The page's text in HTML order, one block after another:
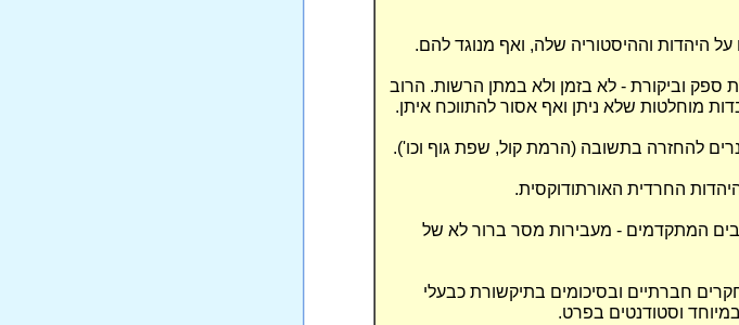
היהדות וההיסטוריה שלה, ואף מנוגד להם.
ספק וביקורת - לא בזמן ולא במתן הרשות. הרוב
מוחלטות שלא ניתן ואף אסור להתווכח איתן.
להחזרה בתשובה (הרמת קול, שפת גוף וכו').
החרדית האורתודוקסית.
המתקדמים - מעבירות מסר ברור לא של
חברתיים ובסיכומים בתיקשורת כבעלי
וסטודנטים בפרט.